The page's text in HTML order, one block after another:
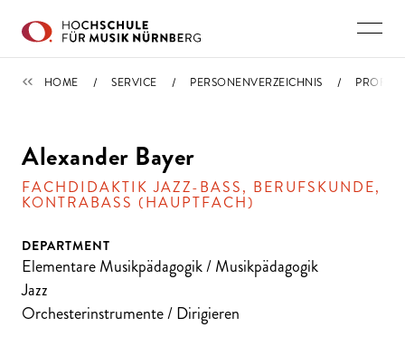
PERSONENVERZEICHNIS
HOME SERVICE PERSONENVERZEICHNIS PROFIL
Alexander Bayer
FACHDIDAKTIK JAZZ-BASS, BERUFSKUNDE,
KONTRABASS (HAUPTFACH)
DEPARTMENT
Elementare Musikpädagogik / Musikpädagogik
Jazz
Orchesterinstrumente / Dirigieren